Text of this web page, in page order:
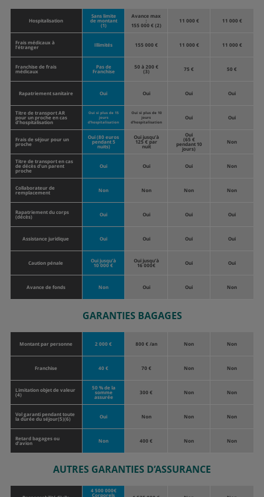
Hospitalisation
Sans limite
de montant
(1)
Avance max
:
155 000 € (2)
11 000 € 11 000 €
Frais médicaux à
l’étranger Illimités 155 000 € 11 000 € 11 000 €
Franchise de frais
médicaux
Pas de
Franchise
50 à 200 €
(3) 75 € 50 €
Rapatriement sanitaire Oui Oui Oui Oui
Titre de transport AR
pour un proche en cas
d’hospitalisation
Oui si plus de 15
jours
d’hospitalisation
Oui si plus de 10
jours
d’hospitalisation
Oui Oui
Frais de séjour pour un
proche
Oui (80 euros
pendant 5
nuits)
Oui jusqu’à
125 € par
nuit
Oui
(65 €
pendant 10
jours)
Non
Titre de transport en cas
de décès d’un parent
proche
Oui Oui Oui Non
Collaborateur de
remplacement Non Non Non Non
Rapatriement du corps
(décès) Oui Oui Oui Oui
Assistance juridique Oui Oui Oui Oui
Caution pénale Oui jusqu’à
10 000 €
Oui jusqu’à
16 000€ Oui Oui
Avance de fonds Non Oui Oui Non
GARANTIES BAGAGES
Montant par personne 2 000 € 800 € /an Non Non
Franchise 40 € 70 € Non Non
Limitation objet de valeur
(4)
50 % de la
somme
assurée
300 € Non Non
Vol garanti pendant toute
la durée du séjour(5)(6) Oui Non Non Non
Retard bagages ou
d’avion Non 400 € Non Non
AUTRES GARANTIES D’ASSURANCE
4 500 000€
Corporels